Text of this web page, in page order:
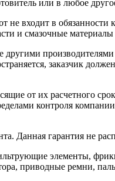
или в любое
не входит в
и смазочные
заказчик
от их расчетного
контроля
Данная гарантия не
элементы,
приводные ремни,